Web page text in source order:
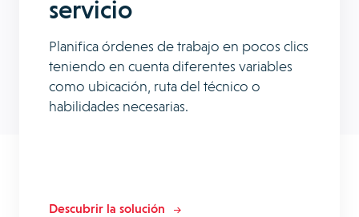
servicio
Planifica órdenes de trabajo en pocos clics
teniendo en cuenta diferentes variables
como ubicación, ruta del técnico o
habilidades necesarias.
Descubrir la solución